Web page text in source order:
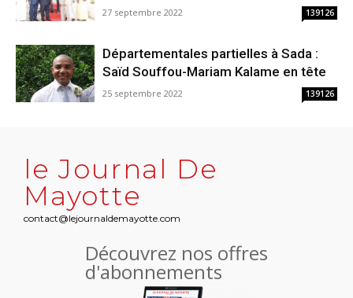
27 septembre 2022 139126
Départementales partielles à Sada :
Saïd Souffou-Mariam Kalame en tête
25 septembre 2022 139126
le Journal De
Mayotte
contact@lejournaldemayotte.com
Découvrez nos offres
d'abonnements